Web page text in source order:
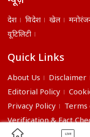
देश विदेश खेल
यूटिलिटी
Quick Links
About Us Disclaimer
Editorial Policy
Privacy Policy
Terms
Verification & Fact